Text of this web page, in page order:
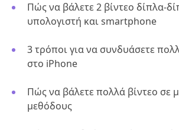
Πώς να βάλετε 2 βίντεο δίπλα-
υπολογιστή και smartphone
3 τρόποι για να συνδυάσετε
στο iPhone
Πώς να βάλετε πολλά βίντεο σε
μεθόδους